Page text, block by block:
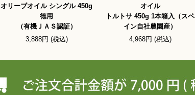
オリーブオイル シングル 450g
徳用
（有機ＪＡＳ認証）
3,888円 (税込)
オイル
トルトサ 450g 1本箱入（スペ
イン自社農園産）
4,968円 (税込)